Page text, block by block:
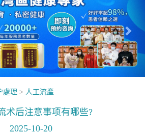
處理 > 人工流產
术后注意事项有哪些?
2025-10-20